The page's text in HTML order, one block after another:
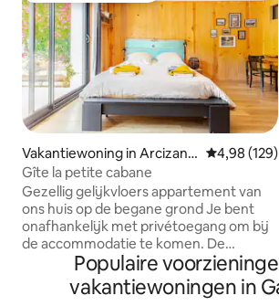
Vakantiewoning in Arcizans
-Avant
4,98 (129)
Gîte la petite cabane
Gezellig gelijkvloers appartement van
ons huis op de begane grond Je bent
onafhankelijk met privétoegang om bij
de accommodatie te komen. De
fitnessruimte, het bubbelbad, de
buitendouche en het schaduwrijke
terras zijn een gedeelde plek om te
Populaire
vakantiewoningen in